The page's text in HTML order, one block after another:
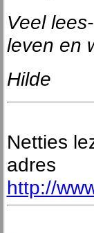
Veel
leven en
Hilde
Netties
adres
http://